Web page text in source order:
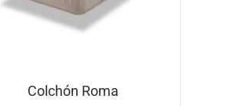
Colchón Roma